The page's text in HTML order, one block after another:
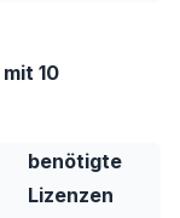
10
benötigte
Lizenzen